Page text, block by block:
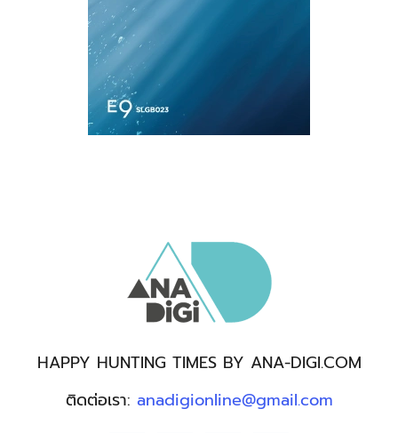
HAPPY HUNTING TIMES BY ANA-DIGI.COM
ติดต่อเรา: anadigionline@gmail.com